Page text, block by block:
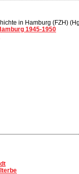
in Hamburg (FZH)
1945-1950